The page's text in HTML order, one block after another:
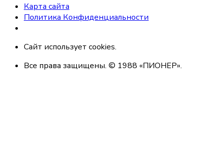
Карта сайта
Политика Конфиденциальности
Сайт использует cookies.
Все права защищены. © 1988 «ПИОНЕР».